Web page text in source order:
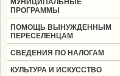
МУНИЦИПАЛЬНЫЕ
ПРОГРАММЫ
ПОМОЩЬ ВЫНУЖДЕННЫМ
ПЕРЕСЕЛЕНЦАМ
СВЕДЕНИЯ ПО НАЛОГАМ
КУЛЬТУРА И ИСКУССТВО